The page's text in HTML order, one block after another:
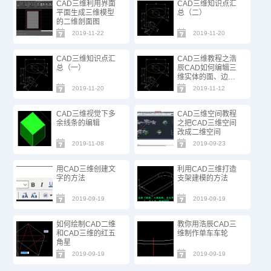
CAD三维利用界面
平面生成三维模型
的二维剖面图
2019-11-22
CAD三维知识点汇
总（二）
2019-11-20
CAD三维知识点汇
总（一）
2019-11-20
CAD三维教程之浩
辰CAD如何编辑三
维实体的面、边、
体
2019-11-12
CAD三维视觉下多
余线条的编辑
2019-11-08
CAD三维空间教程
之把CAD三维空间
改成二维空间
2019-09-23
用CAD三维创建文
字的方法
2019-09-19
利用CAD三维打造
支架建模的方法
2019-09-19
如何绘制CAD二维
和CAD三维的红五
角星
2019-09-19
教你用浩辰CAD三
维制作单车车轮
2019-09-19